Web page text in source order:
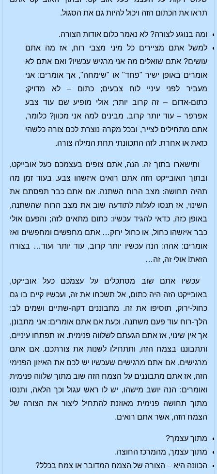
תראו את הכתום הזה ויכול להיות גם את הסגול.
ומה בנוגע לצורה? לא נאמר כלום אודות הצורה.
למשל אתם מציירים כל מיני מצבי רוח, אז מה אתם
עושים? אתם שואלים מה אני מרגיש עכשיו? ואם אתם לא
אומרים באופן ישיר "פחד" או "שימחה", אך אומרים: אני
מעביר לפני עיניי לוח צבעים; כתום – לא מדויק;
כתום-אדום – זה קרוב יותר; אולי מופיע שם עוד צבע
אפרפר – עוד יותר קרוב. מבינים למה אני מכוון? כלומר,
אתם מתחילים לצייר, ובכל מקרה נוצרת לכם צורה כלשהי
כזאת או אחרת. לזה התכוונתי תחת המילה צורה.
ותישארו בתוך זה. הנה, אתם צופים בעצמכם כעל אובייקט,
ובתוך האובייקט הזה אתם רואים איזשהו צבע. בעוד זמן מה
תהיה תחושה: מצב הרוח השתנה. אם אתם כבר תפסתם את
השינוי, אז תנסו לעלות לתודעה שוב את מצב הרוח שהשתנה,
באופן כזה, כדאי להגיד עכשיו: כתום מתאים לזה; והפעם אולי
כבר איזשהו כחול, או כחול ירוק… אתם מחפשים ומחפשים ואז
אומרים: אהה: הנה עכשיו יותר קרוב, עוד יותר ועוד… בצורה
הזאת! אולי זה, זה…
עכשיו אתם שוב מסתכלים על עצמכם כעל אובייקט,
באובייקט הזה היה כתום, אל תשכחו את זה, ועכשיו קיים בו גם
כחול-ירוק, תוסיפו את זה. מתבוננים דקה-שתיים ושמים לב:
הלך-רוח עוד פעם משתנה. וכעת אם אתם אומרים: אני מתבונן,
אך אין שינוי, אז אתם הגעתם לשלווה פנימית. אז תפתחו עיניים,
ותתבוננו בצמח הזה, ותתחילו לשנות את צורתכם. אם אתם
מרגישים, אם אתם מרגישים שעכשיו יש לכם את האיזון הפנימי
הזה, אז אתם מתבוננים על הצמח הזה שוב מתוך שלווה פנימית
ואומרים: הנה יושב מישהו, יש לו ראש עגול וכך הלאה, ותנסו
מתוך תחושה פנימית מאוזנת להתחיל ליצור את הצורה של
הצמח הזה, אשר אתם רואים.
מתוך עצמך?
מתוך עצמך, מהמרכז החוצה.
הכוונה היא – הצורה של הצמח המדובר או צמח בכלל?